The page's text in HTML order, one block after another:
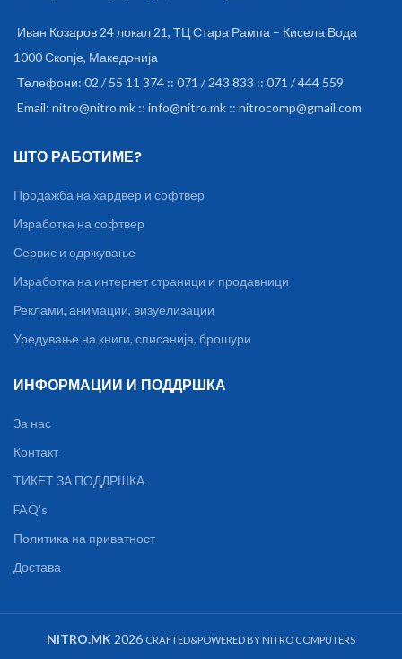
Иван Козаров 24 локал 21, ТЦ Стара Рампа – Кисела Вода
1000 Скопје, Македонија
Телефони: 02 / 55 11 374 :: 071 / 243 833 :: 071 / 444 559
Email: nitro@nitro.mk :: info@nitro.mk :: nitrocomp@gmail.com
ШТО РАБОТИМЕ?
Продажба на хардвер и софтвер
Изработка на софтвер
Сервис и одржување
Изработка на интернет страници и продавници
Реклами, анимации, визуелизации
Уредување на книги, списанија, брошури
ИНФОРМАЦИИ И ПОДДРШКА
За нас
Контакт
ТИКЕТ ЗА ПОДДРШКА
FAQ's
Политика на приватност
Достава
NITRO.MK 2026 CRAFTED&POWERED BY NITRO COMPUTERS